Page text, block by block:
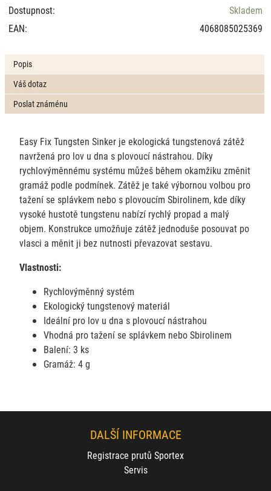
Dostupnost:
Skladem
EAN:
4068085025369
Popis
Váš dotaz
Poslat známénu
Easy Fix Tungsten Sinker je ekologická tungstenová zátěž
navržená pro lov u dna s plovoucí nástrahou. Díky
rychlovýměnnému systému můžeš během okamžiku změnit
gramáž podle podmínek. Zátěž je také výbornou volbou pro
tažení se splávkem nebo s plovoucím Sbirolinem, kde díky
vysoké hustotě tungstenu nabízí rychlý propad a malý
objem. Konstrukce umožňuje zátěž jednoduše posouvat po
vlasci a měnit ji bez nutnosti převazovat sestavu.
Vlastnosti:
Rychlovýměnný systém
Ekologický tungstenový materiál
Ideální pro lov u dna s plovoucí nástrahou
Vhodná pro tažení se splávkem nebo Sbirolinem
Balení: 3 ks
Gramáž: 4 g
DALŠÍ INFORMACE
Registrace prutů Sportex
Servis